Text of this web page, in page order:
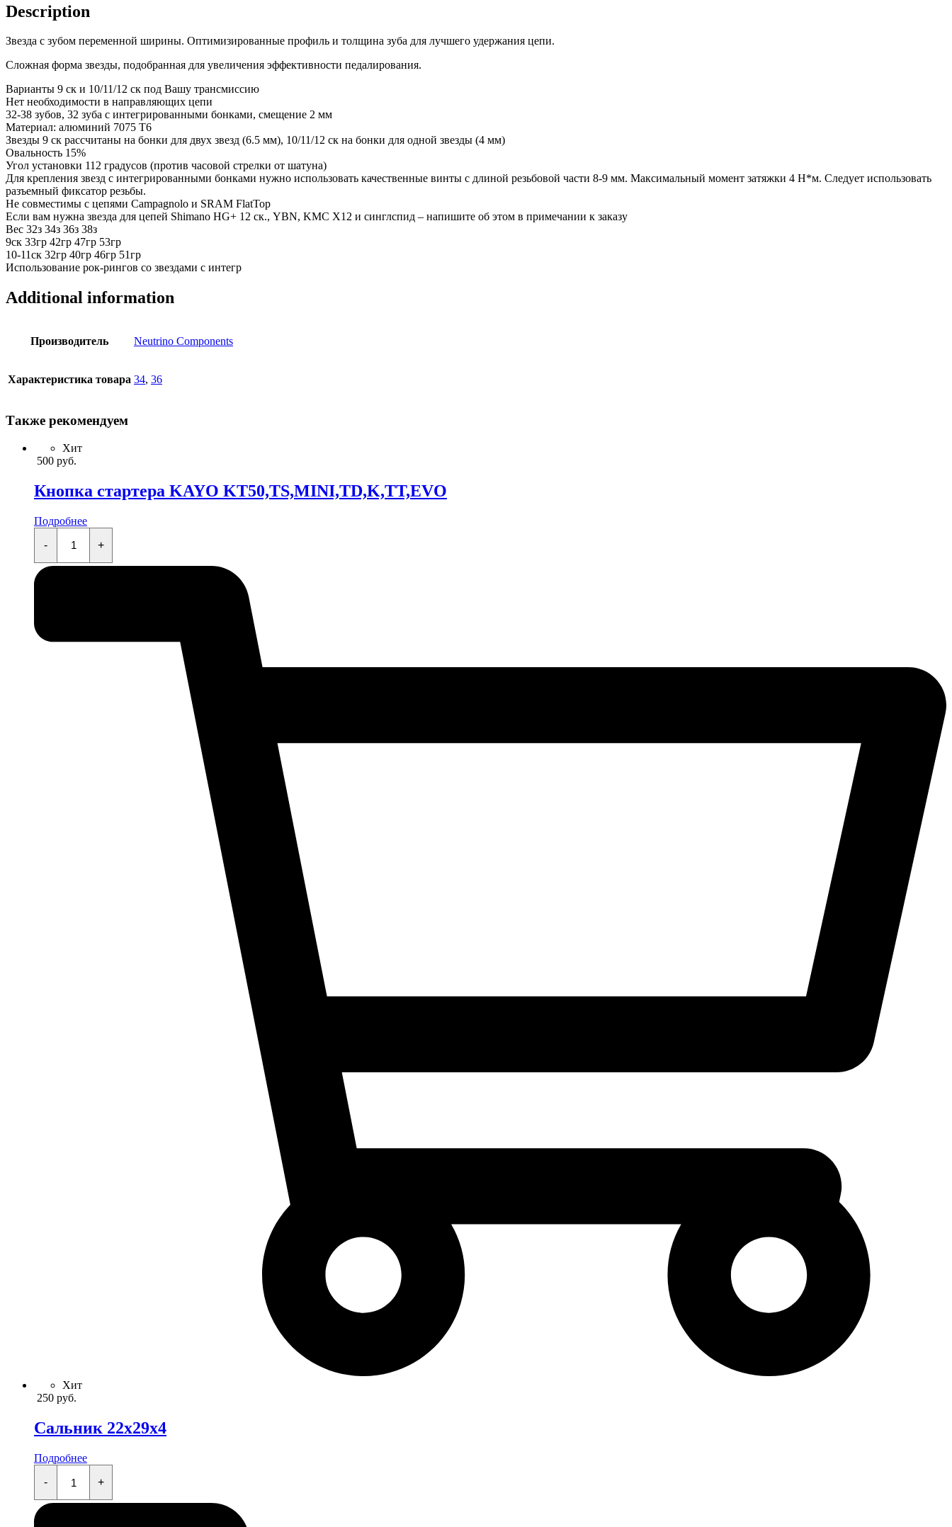
Description
Звезда с зубом переменной ширины. Оптимизированные профиль и толщина зуба для лучшего удержания цепи.
Сложная форма звезды, подобранная для увеличения эффективности педалирования.
Варианты 9 ск и 10/11/12 ск под Вашу трансмиссию
Нет необходимости в направляющих цепи
32-38 зубов, 32 зуба с интегрированными бонками, смещение 2 мм
Материал: алюминий 7075 Т6
Звезды 9 ск рассчитаны на бонки для двух звезд (6.5 мм), 10/11/12 ск на бонки для одной звезды (4 мм)
Овальность 15%
Угол установки 112 градусов (против часовой стрелки от шатуна)
Для крепления звезд с интегрированными бонками нужно использовать качественные винты с длиной резьбовой части 8-9 мм. Максимальный момент затяжки 4 Н*м. Следует использовать
разъемный фиксатор резьбы.
Не совместимы с цепями Campagnolo и SRAM FlatTop
Если вам нужна звезда для цепей Shimano HG+ 12 ск., YBN, KMC X12 и синглспид – напишите об этом в примечании к заказу
Вес 32з 34з 36з 38з
9ск 33гр 42гр 47гр 53гр
10-11ск 32гр 40гр 46гр 51гр
Использование рок-рингов со звездами с интегр
Additional information
Производитель Neutrino Components
Характеристика товара 34, 36
Также рекомендуем
Хит
500 руб.
Кнопка стартера KAYO KT50,TS,MINI,TD,K,TT,EVO
Подробнее
-
стартера
KT50,TS,MINI,TD,K,TT,EVO
+
Хит
250 руб.
Сальник 22x29x4
Подробнее
-
22x29x4 +